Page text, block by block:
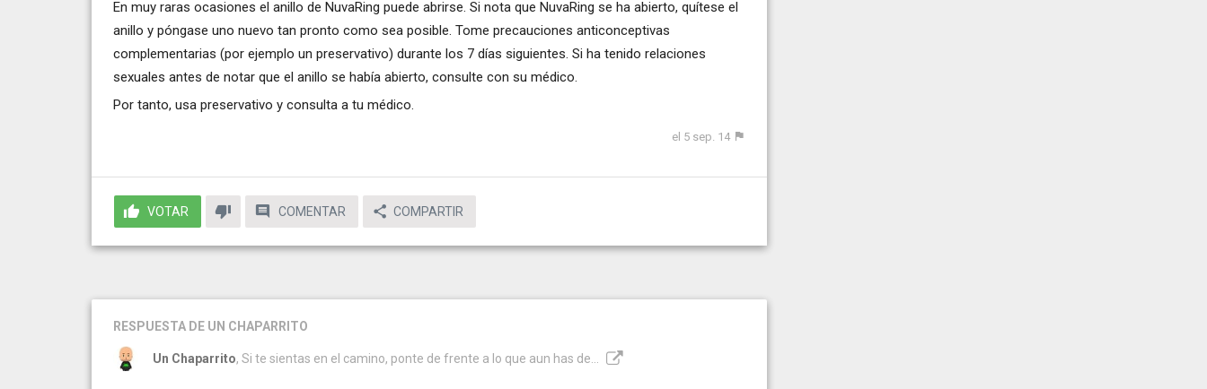
En muy raras ocasiones el anillo de NuvaRing puede abrirse. Si nota que NuvaRing se ha abierto, quítese el
anillo y póngase uno nuevo tan pronto como sea posible. Tome precauciones anticonceptivas
complementarias (por ejemplo un preservativo) durante los 7 días siguientes. Si ha tenido relaciones
sexuales antes de notar que el anillo se había abierto, consulte con su médico.
Por tanto, usa preservativo y consulta a tu médico.
el 5 sep. 14
VOTAR COMENTAR COMPARTIR
RESPUESTA DE UN CHAPARRITO
Un Chaparrito, Si te sientas en el camino, ponte de frente a lo que aun has de...